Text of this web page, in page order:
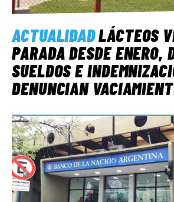
ACTUALIDADLÁCTEOS
PARADA DESDE ENERO,
SUELDOS E
DENUNCIAN